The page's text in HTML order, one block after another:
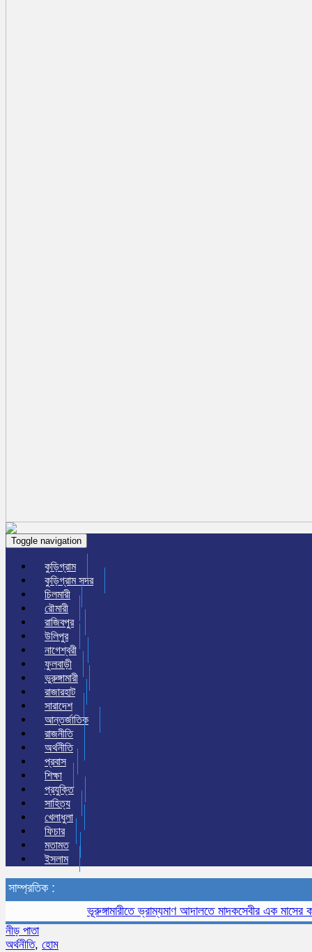
Toggle navigation
কুড়িগ্রাম
কুড়িগ্রাম সদর
চিলমারী
রৌমারী
রাজিবপুর
উলিপুর
নাগেশ্বরী
ফুলবাড়ী
ভুরুঙ্গামারী
রাজারহাট
সারাদেশ
আন্তর্জাতিক
রাজনীতি
অর্থনীতি
প্রবাস
শিক্ষা
প্রযুক্তি
সাহিত্য
খেলাধুলা
ফিচার
মতামত
ইসলাম
সাম্প্রতিক :
ভূরুঙ্গামারীতে ভ্রাম্যমাণ আদালতে মাদকসেবীর এক মাসের কারাদণ্ড
নীড় পাতা
অর্থনীতি, হোম